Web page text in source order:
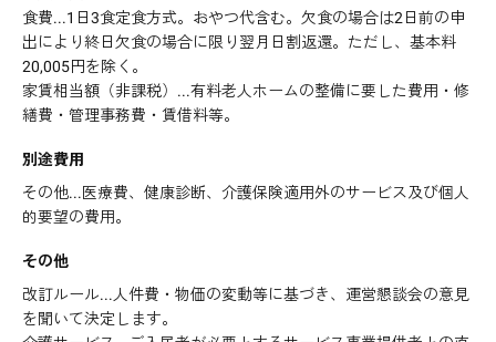
食費...1日3食定食方式。おやつ代含む。欠食の場合は2日前の申
出により終日欠食の場合に限り翌月日割返還。ただし、基本料
20,005円を除く。
家賃相当額（非課税）...有料老人ホームの整備に要した費用・修
繕費・管理事務費・賃借料等。
別途費用
その他...医療費、健康診断、介護保険適用外のサービス及び個人
的要望の費用。
その他
改訂ルール...人件費・物価の変動等に基づき、運営懇談会の意見
を聞いて決定します。